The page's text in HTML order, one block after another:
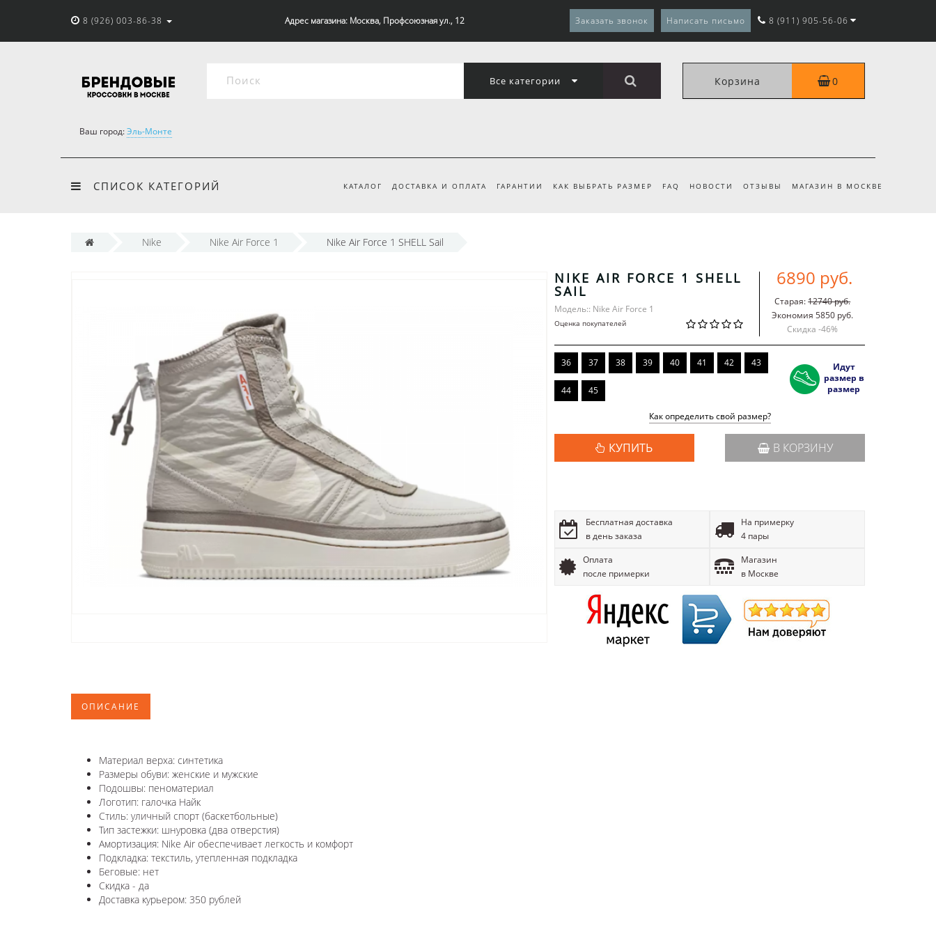
8 (926) 003-86-38 Адрес магазина: Москва, Профсоюзная ул., 12 Заказать звонок Написать письмо 8 (911) 905-56-06
Все категории Корзина 0
Ваш город:Эль-Монте
СПИСОК КАТЕГОРИЙ КАТАЛОГ ДОСТАВКА И ОПЛАТА ГАРАНТИИ КАК ВЫБРАТЬ РАЗМЕР FAQ НОВОСТИ ОТЗЫВЫ МАГАЗИН В МОСКВЕ
Nike Nike Air Force 1 Nike Air Force 1 SHELL Sail
NIKE AIR FORCE 1 SHELL
SAIL
Модель:: Nike Air Force 1
Оценка покупателей
6890 руб.
Старая:12740 руб.
Экономия 5850 руб.
Скидка -46%
36 37 38 39 40 41 42 43
44 45
Идут
размер в
размер
Как определить свой размер?
КУПИТЬ В КОРЗИНУ
Бесплатная доставка
в день заказа
На примерку
4 пары
Оплата
после примерки
Магазин
в Москве
ОПИСАНИЕ
Материал верха: синтетика
Размеры обуви: женские и мужские
Подошвы: пеноматериал
Логотип: галочка Найк
Стиль: уличный спорт (баскетбольные)
Тип застежки: шнуровка (два отверстия)
Амортизация: Nike Air обеспечивает легкость и комфорт
Подкладка: текстиль, утепленная подкладка
Беговые: нет
Скидка - да
Доставка курьером: 350 рублей